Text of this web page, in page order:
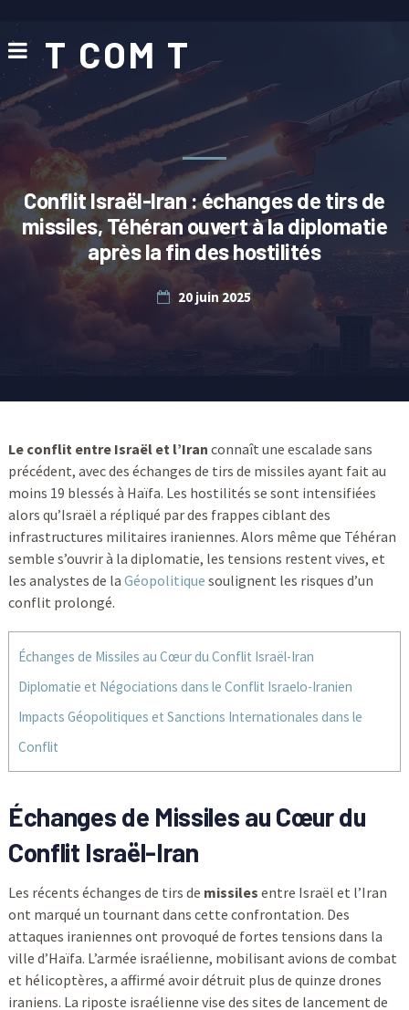
T COM T
Conflit Israël-Iran : échanges de tirs de
missiles, Téhéran ouvert à la diplomatie
après la fin des hostilités
20 juin 2025
Le conflit entre Israël et l’Iran connaît une escalade sans
précédent, avec des échanges de tirs de missiles ayant fait au
moins 19 blessés à Haïfa. Les hostilités se sont intensifiées
alors qu’Israël a répliqué par des frappes ciblant des
infrastructures militaires iraniennes. Alors même que Téhéran
semble s’ouvrir à la diplomatie, les tensions restent vives, et
les analystes de la Géopolitique soulignent les risques d’un
conflit prolongé.
Échanges de Missiles au Cœur du Conflit Israël-Iran
Diplomatie et Négociations dans le Conflit Israelo-Iranien
Impacts Géopolitiques et Sanctions Internationales dans le
Conflit
Échanges de Missiles au Cœur du
Conflit Israël-Iran
Les récents échanges de tirs de missiles entre Israël et l’Iran
ont marqué un tournant dans cette confrontation. Des
attaques iraniennes ont provoqué de fortes tensions dans la
ville d’Haïfa. L’armée israélienne, mobilisant avions de combat
et hélicoptères, a affirmé avoir détruit plus de quinze drones
iraniens. La riposte israélienne vise des sites de lancement de